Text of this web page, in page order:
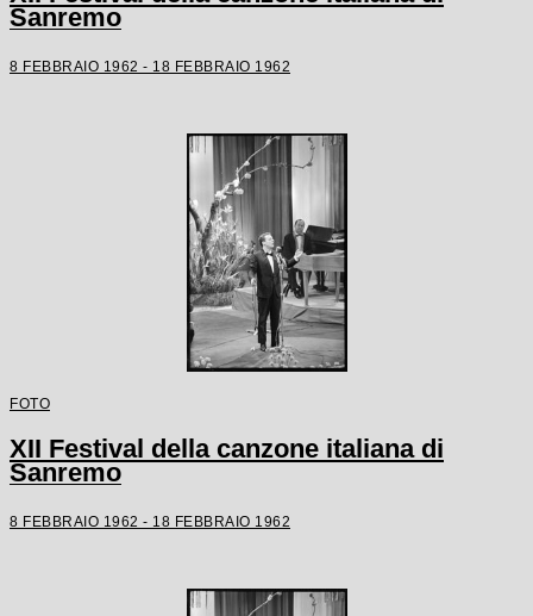
Sanremo
8 FEBBRAIO 1962 - 18 FEBBRAIO 1962
FOTO
XII Festival della canzone italiana di
Sanremo
8 FEBBRAIO 1962 - 18 FEBBRAIO 1962